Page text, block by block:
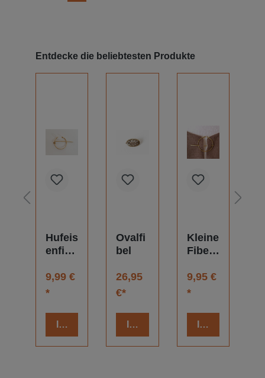
Produktgalerie überspringen
Entdecke die beliebtesten Produkte
Warenkorb
Hufeis
enfibe
Bronz
e
ht
9,99 €
*
In den Warenkorb
Ovalfi
bel
26,95
€*
In den Warenkorb
Kleine
Fibel
cm
9,95 €
*
In den